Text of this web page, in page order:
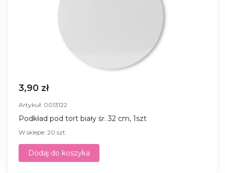
3,90 zł
Artykuł: 0013122
Podkład pod tort biały śr. 32 cm, 1szt
W sklepe: 20 szt.
Dodaj do koszyka